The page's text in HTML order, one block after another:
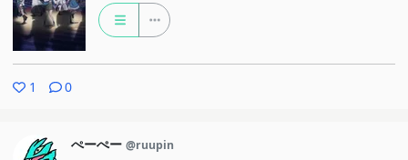
1 0
ぺーぺー @ruupin